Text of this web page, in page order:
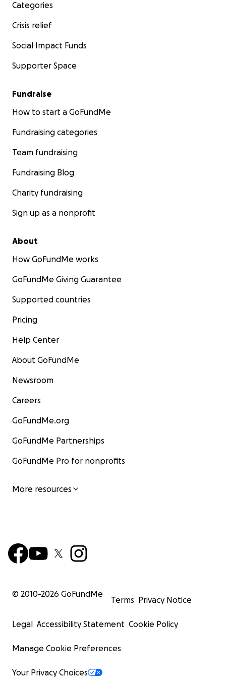
Categories
Crisis relief
Social Impact Funds
Supporter Space
Fundraise
How to start a GoFundMe
Fundraising categories
Team fundraising
Fundraising Blog
Charity fundraising
Sign up as a nonprofit
About
How GoFundMe works
GoFundMe Giving Guarantee
Supported countries
Pricing
Help Center
About GoFundMe
Newsroom
Careers
GoFundMe.org
GoFundMe Partnerships
GoFundMe Pro for nonprofits
More resources
© 2010-2026 GoFundMe
Terms Privacy Notice
Legal Accessibility Statement Cookie Policy
Manage Cookie Preferences
Your Privacy Choices